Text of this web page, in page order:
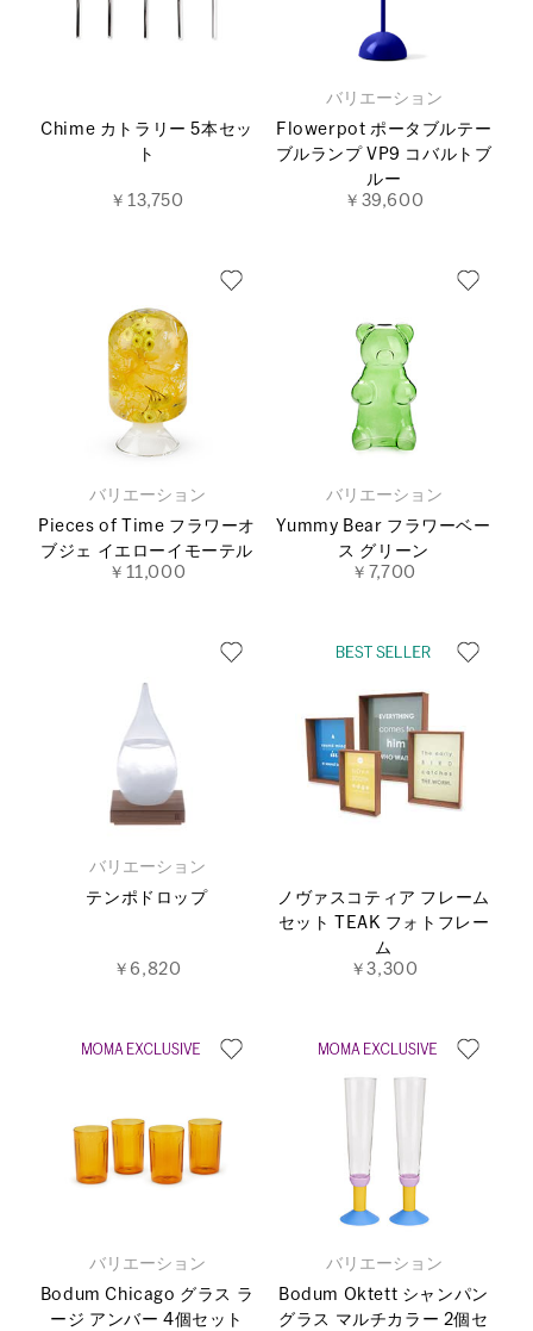
Chime カトラリー 5本セッ
ト
￥13,750
バリエーション
Flowerpot ポータブルテー
ブルランプ VP9 コバルトブ
ルー
￥39,600
バリエーション
Pieces of Time フラワーオ
ブジェ イエローイモーテル
￥11,000
バリエーション
Yummy Bear フラワーベー
ス グリーン
￥7,700
バリエーション
テンポドロップ
￥6,820
ノヴァスコティア フレーム
セット TEAK フォトフレー
ム
￥3,300
バリエーション
Bodum Chicago グラス ラ
ージ アンバー 4個セット
バリエーション
Bodum Oktett シャンパン
グラス マルチカラー 2個セ